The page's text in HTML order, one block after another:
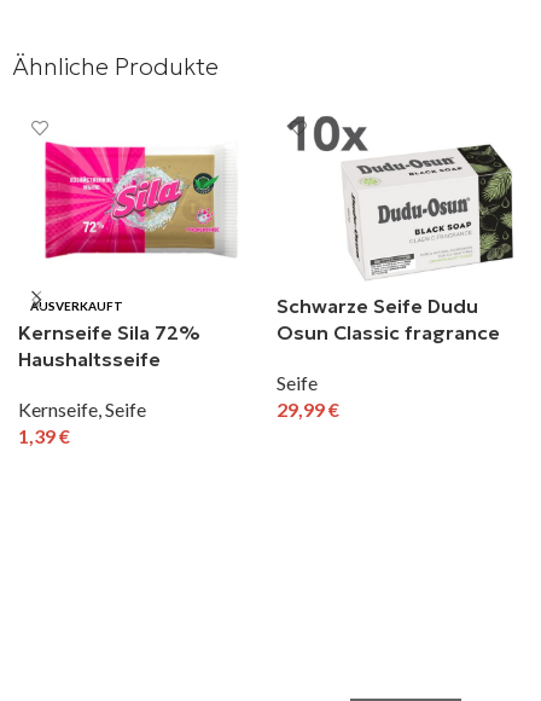
Ähnliche Produkte
AUSVERKAUFT
Kernseife Sila 72%
Haushaltsseife
Kernseife,Seife
1,39€
Schwarze Seife Dudu
Osun Classic fragrance
Seife
29,99€